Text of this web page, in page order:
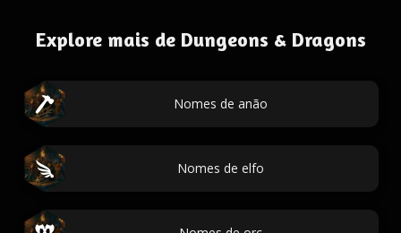
Explore mais de Dungeons & Dragons
Nomes de anão
Nomes de elfo